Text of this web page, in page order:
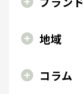
地域
コラム